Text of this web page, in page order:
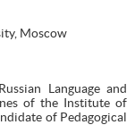
Moscow
Language and
of the Institute of
of Pedagogical